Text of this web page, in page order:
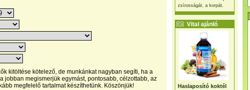
zsírosságát, a korpát.
Vital ajánló
Haslaposító koktél
kitöltése kötelező, de munkánkat nagyban segíti, ha a
jobban megismerjük egymást, pontosabb, célzottabb, az
megfelelő tartalmat készíthetünk. Köszönjük!